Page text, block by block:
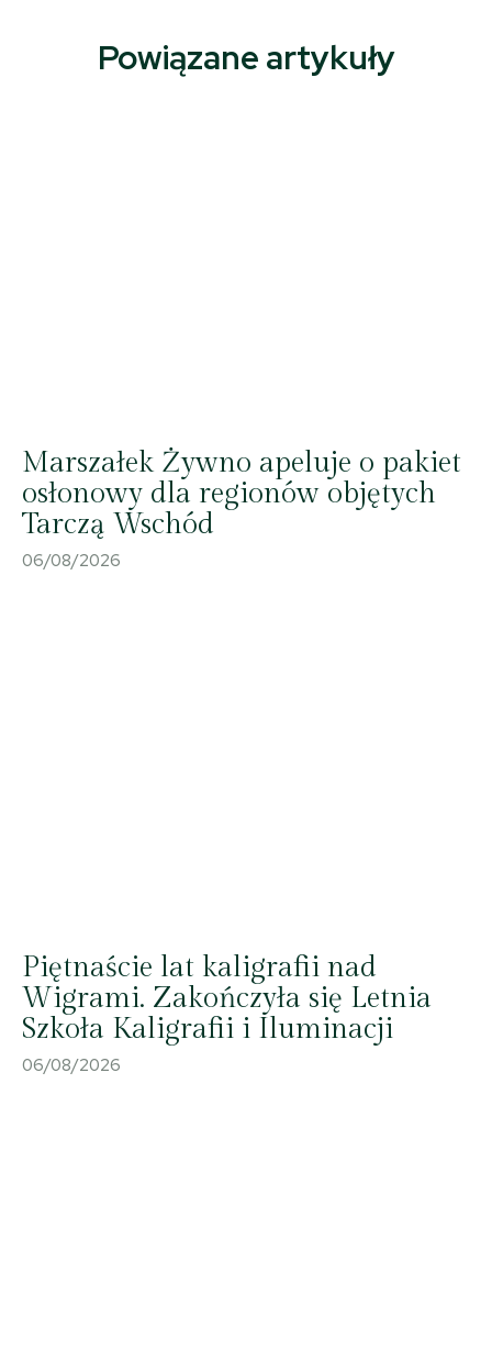
Powiązane artykuły
Marszałek Żywno apeluje o pakiet
osłonowy dla regionów objętych
Tarczą Wschód
06/08/2026
Piętnaście lat kaligrafii nad
Wigrami. Zakończyła się Letnia
Szkoła Kaligrafii i Iluminacji
06/08/2026